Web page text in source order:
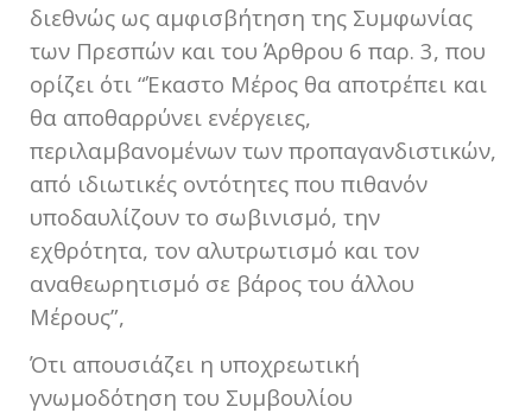
διεθνώς ως αμφισβήτηση της Συμφωνίας
των Πρεσπών και του Άρθρου 6 παρ. 3, που
ορίζει ότι “Έκαστο Μέρος θα αποτρέπει και
θα αποθαρρύνει ενέργειες,
περιλαμβανομένων των προπαγανδιστικών,
από ιδιωτικές οντότητες που πιθανόν
υποδαυλίζουν το σωβινισμό, την
εχθρότητα, τον αλυτρωτισμό και τον
αναθεωρητισμό σε βάρος του άλλου
Μέρους”,
Ότι απουσιάζει η υποχρεωτική
γνωμοδότηση του Συμβουλίου